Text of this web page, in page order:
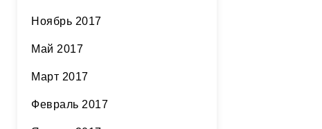
Ноябрь 2017
Май 2017
Март 2017
Февраль 2017